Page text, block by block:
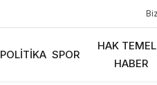
POLITIKA SPOR
HAK
HABER